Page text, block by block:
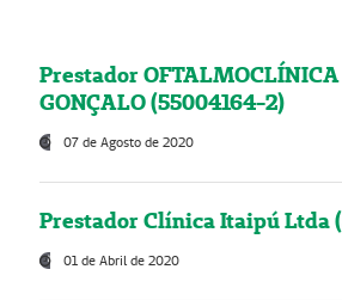
Prestador OFTALMOCLÍNICA
GONÇALO (55004164-2)
07 de Agosto de 2020
Prestador Clínica Itaipú Ltda
01 de Abril de 2020